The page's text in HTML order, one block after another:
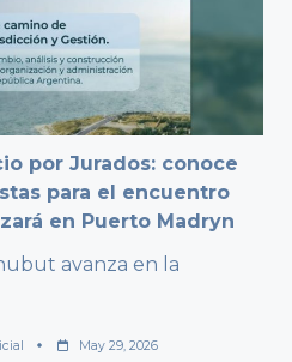
por Jurados: conoce
para el encuentro
en Puerto Madryn
avanza en la
May 29, 2026